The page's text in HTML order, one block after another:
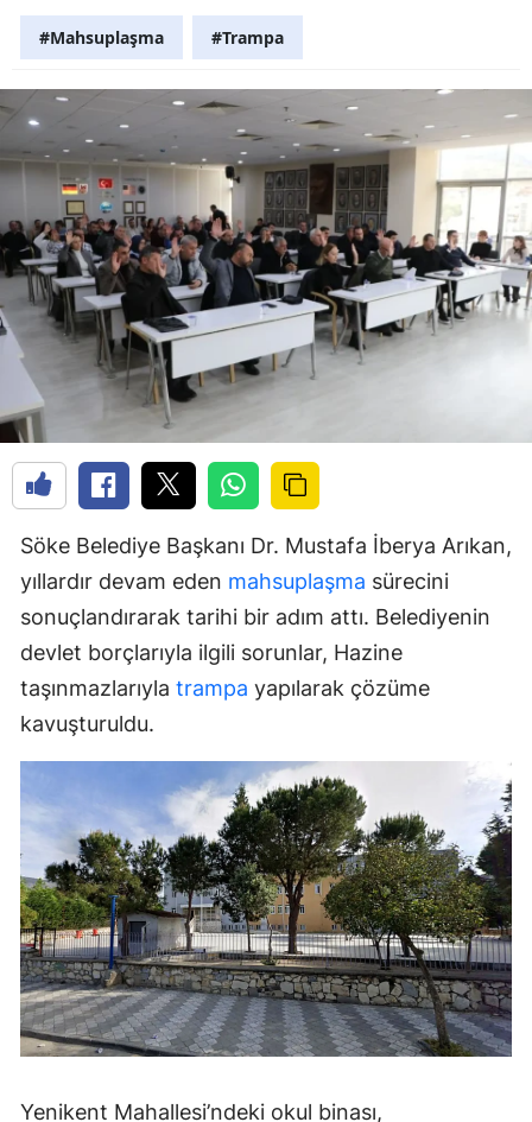
#Mahsuplaşma #Trampa
Söke Belediye Başkanı Dr. Mustafa İberya Arıkan,
yıllardır devam eden mahsuplaşma sürecini
sonuçlandırarak tarihi bir adım attı. Belediyenin
devlet borçlarıyla ilgili sorunlar, Hazine
taşınmazlarıyla trampa yapılarak çözüme
kavuşturuldu.
Yenikent Mahallesi’ndeki okul binası,